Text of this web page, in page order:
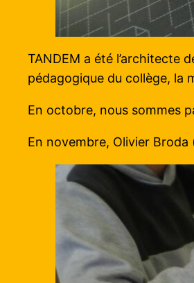
TANDEM a été l’architecte
pédagogique du collège, la
En octobre, nous sommes
En novembre, Olivier